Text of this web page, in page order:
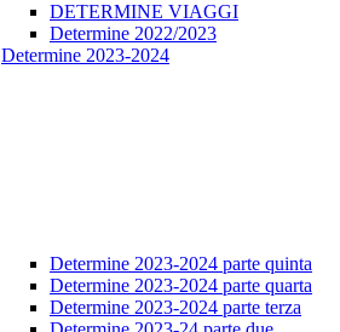
DETERMINE VIAGGI
Determine 2022/2023
Determine 2023-2024
Determine 2023-2024 parte quinta
Determine 2023-2024 parte quarta
Determine 2023-2024 parte terza